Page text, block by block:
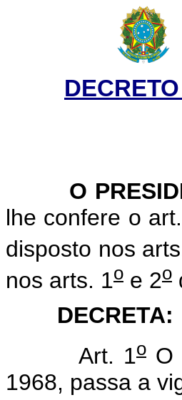
O
lhe confere o
disposto nos
nos arts. 1o e 2o
DECRETA:
Art. 1o O
1968, passa a